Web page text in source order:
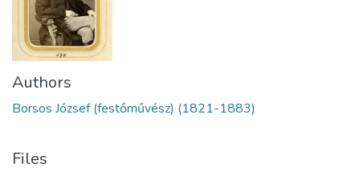
Authors
Borsos József (festőművész) (1821-1883)
Files